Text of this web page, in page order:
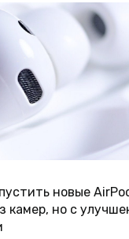
новые
камер, но с